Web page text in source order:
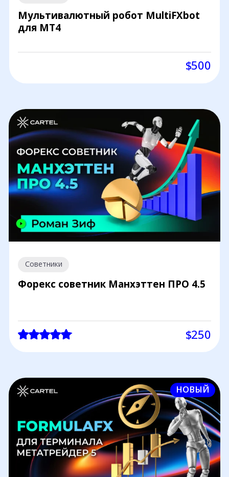
Мультивалютный робот MultiFXbot
для MT4
$500
Советники
Форекс советник Манхэттен ПРО 4.5
$250
НОВЫЙ